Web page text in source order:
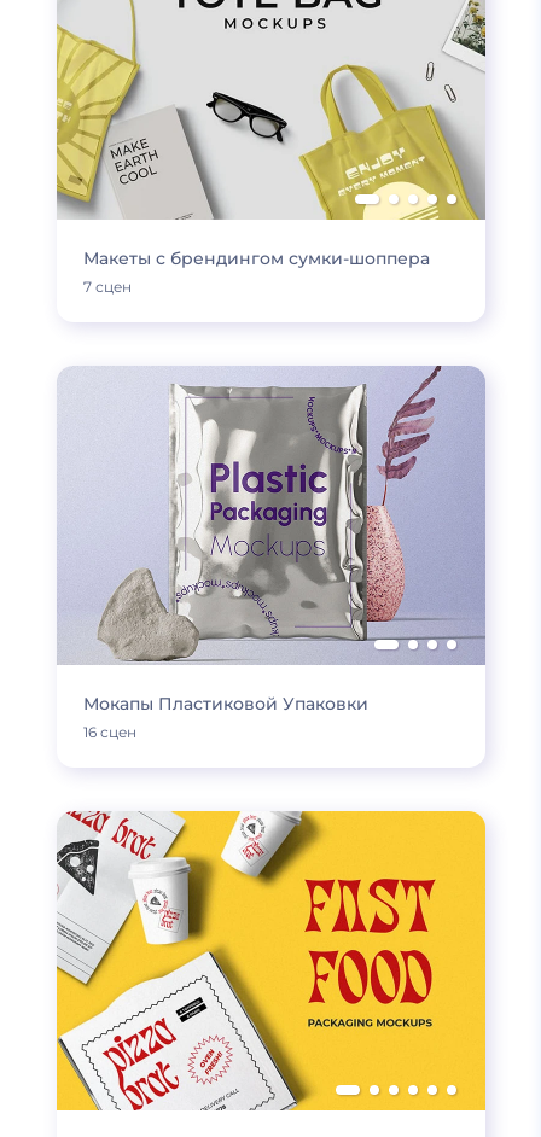
Макеты с брендингом сумки-шоппера
7 сцен
Мокапы Пластиковой Упаковки
16 сцен